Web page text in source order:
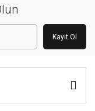
Kayıt Ol